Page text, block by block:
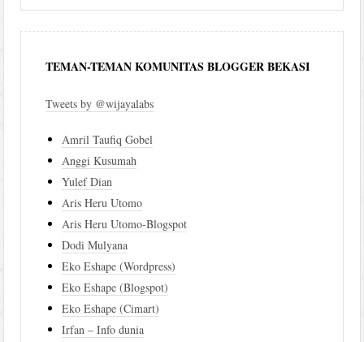
TEMAN-TEMAN KOMUNITAS BLOGGER BEKASI
Tweets by @wijayalabs
Amril Taufiq Gobel
Anggi Kusumah
Yulef Dian
Aris Heru Utomo
Aris Heru Utomo-Blogspot
Dodi Mulyana
Eko Eshape (Wordpress)
Eko Eshape (Blogspot)
Eko Eshape (Cimart)
Irfan – Info dunia